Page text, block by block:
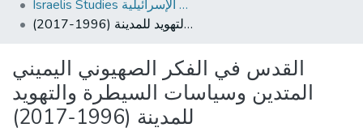
Israelis Studies الدراسات الإسرائيلية
القدس في الفكر الصهيوني اليميني المتدين وسياسات السيطرة والتهويد للمدينة (1996-2017)
القدس في الفكر الصهيوني اليميني
المتدين وسياسات السيطرة والتهويد
للمدينة (1996-2017)